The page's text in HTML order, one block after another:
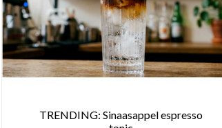
TRENDING: Sinaasappel espresso